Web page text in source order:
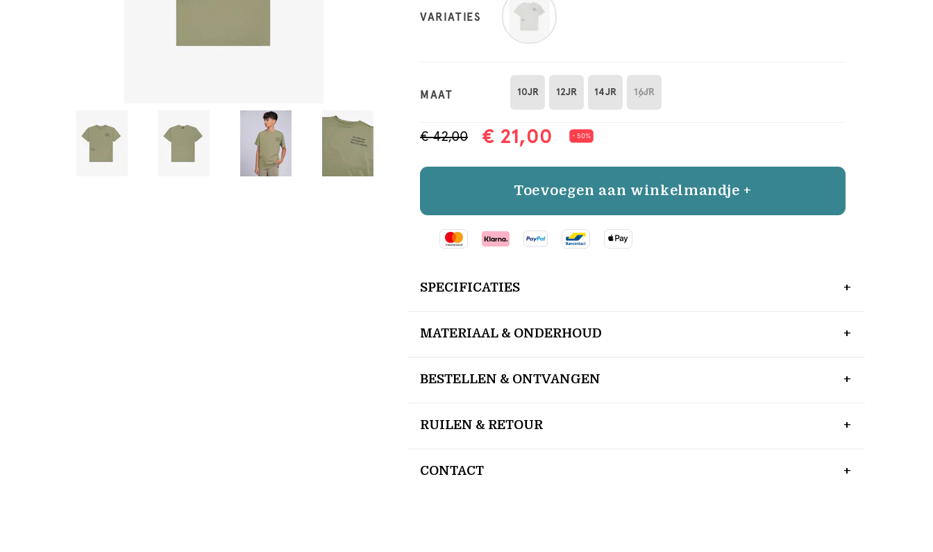
VARIATIES
MAAT 10JR 12JR 14JR 16JR
€ 42,00 € 21,00 - 50%
Toevoegen aan winkelmandje +
SPECIFICATIES
MATERIAAL & ONDERHOUD
BESTELLEN & ONTVANGEN
RUILEN & RETOUR
CONTACT